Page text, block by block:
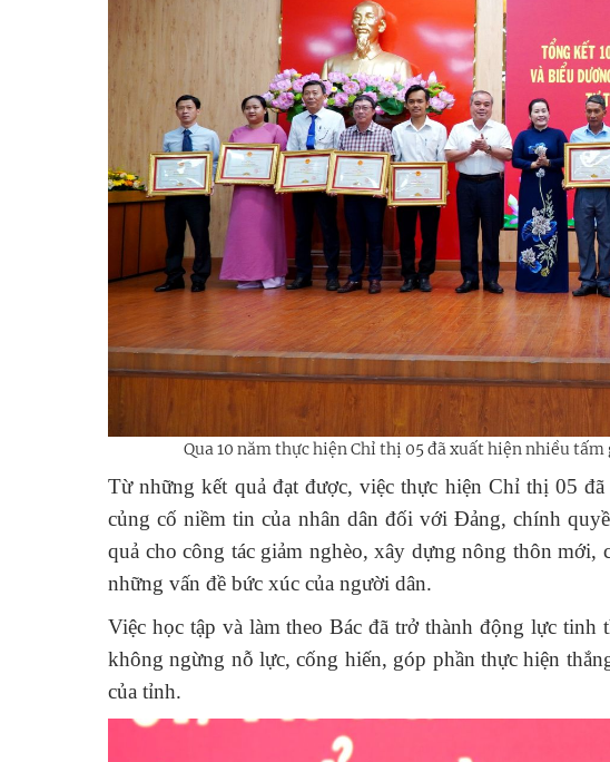
Qua 10 năm thực hiện Chỉ thị 05 đã xuất hiện nhiều
Từ những kết quả đạt được, việc thực hiện Chỉ thị 05
củng cố niềm tin của nhân dân đối với Đảng, chính
quả cho công tác giảm nghèo, xây dựng nông thôn
những vấn đề bức xúc của người dân.
Việc học tập và làm theo Bác đã trở thành động lực tinh
không ngừng nỗ lực, cống hiến, góp phần thực hiện
của tỉnh.